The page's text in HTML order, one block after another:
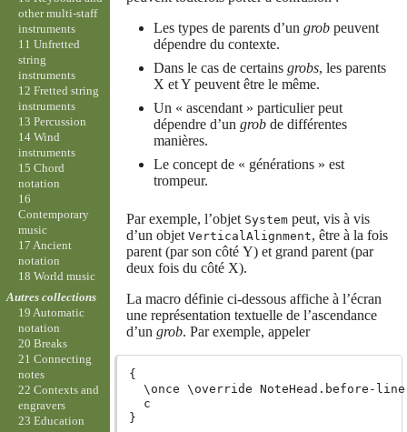
Les types de parents d’un grobpeuvent
dépendre du contexte.
Dans le cas de certains grobs, les parents
X et Y peuvent être le même.
Un « ascendant » particulier peut
dépendre d’un grobde différentes
manières.
Le concept de « générations » est
trompeur.
Par exemple, l’objet Systempeut, vis à vis
d’un objet VerticalAlignment, être à la fois
parent (par son côté Y) et grand parent (par
deux fois du côté X).
La macro définie ci-dessous affiche à l’écran
une représentation textuelle de l’ascendance
d’un grob. Par exemple, appeler
{
\once \override NoteHead.before-
  c
other multi-staff
instruments
11 Unfretted
string
instruments
12 Fretted string
instruments
13 Percussion
14 Wind
instruments
15 Chord
notation
16
Contemporary
music
17 Ancient
notation
18 World music
Autres collections
19 Automatic
notation
20 Breaks
21 Connecting
notes
22 Contexts and
engravers
23 Education